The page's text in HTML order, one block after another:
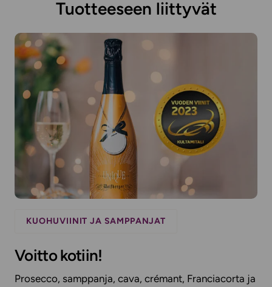
Tuotteeseen liittyvät
KUOHUVIINIT JA SAMPPANJAT
Voitto kotiin!
Prosecco, samppanja, cava, crémant, Franciacorta ja